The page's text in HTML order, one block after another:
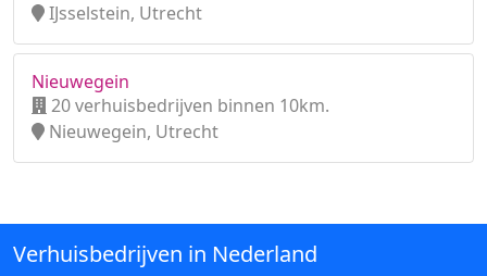
IJsselstein, Utrecht
Nieuwegein
20 verhuisbedrijven binnen 10km.
Nieuwegein, Utrecht
Verhuisbedrijven in Nederland